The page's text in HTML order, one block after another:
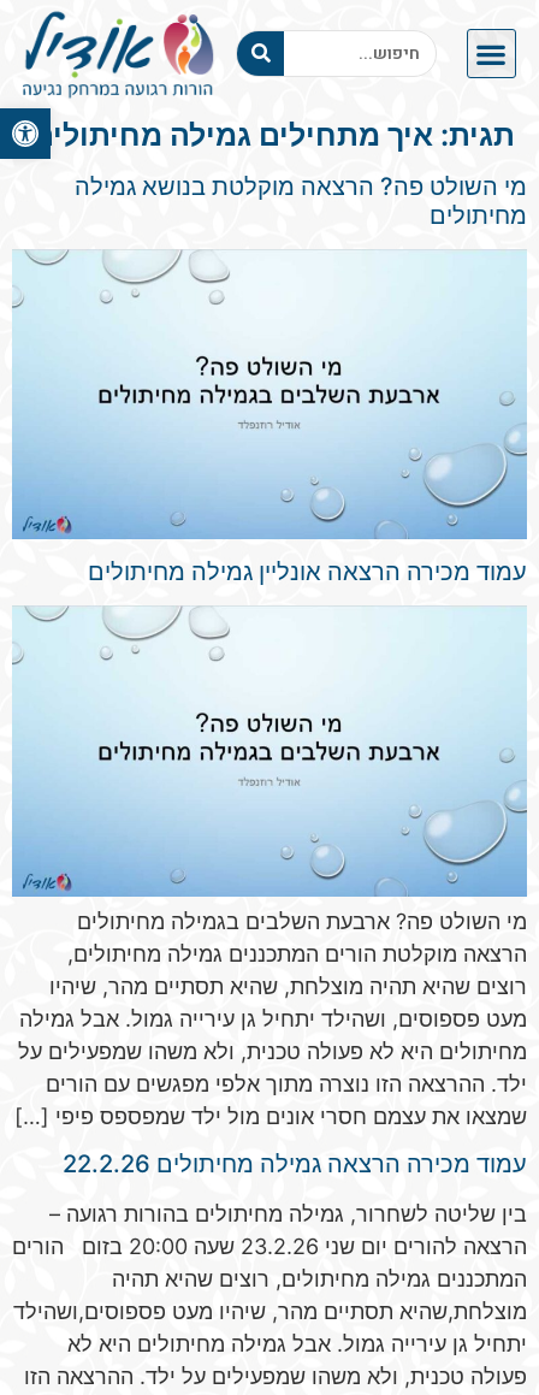
פתח תגית: איך מתחילים גמילה מחיתולים
מי השולט פה? הרצאה מוקלטת בנושא גמילה
מחיתולים
עמוד מכירה הרצאה אונליין גמילה מחיתולים
מי השולט פה? ארבעת השלבים בגמילה מחיתולים
הרצאה מוקלטת הורים המתכננים גמילה מחיתולים,
רוצים שהיא תהיה מוצלחת, שהיא תסתיים מהר, שיהיו
מעט פספוסים, ושהילד יתחיל גן עירייה גמול. אבל גמילה
מחיתולים היא לא פעולה טכנית, ולא משהו שמפעילים על
ילד. ההרצאה הזו נוצרה מתוך אלפי מפגשים עם הורים
שמצאו את עצמם חסרי אונים מול ילד שמפספס פיפי […]
עמוד מכירה הרצאה גמילה מחיתולים 22.2.26
בין שליטה לשחרור, גמילה מחיתולים בהורות רגועה –
הרצאה להורים יום שני 23.2.26 שעה 20:00 בזום הורים
המתכננים גמילה מחיתולים, רוצים שהיא תהיה
מוצלחת,שהיא תסתיים מהר, שיהיו מעט פספוסים,ושהילד
יתחיל גן עירייה גמול. אבל גמילה מחיתולים היא לא
פעולה טכנית, ולא משהו שמפעילים על ילד. ההרצאה הזו